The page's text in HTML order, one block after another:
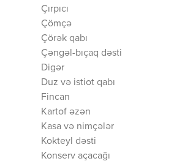
Çırpıcı
Çömçə
Çörək qabı
Çəngəl-bıçaq dəsti
Digər
Duz və istiot qabı
Fincan
Kartof əzən
Kasa və nimçələr
Kokteyl dəsti
Konserv açacağı